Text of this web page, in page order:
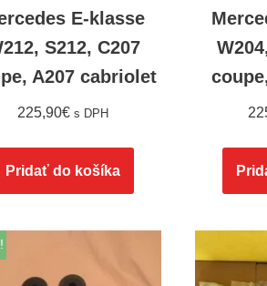
E-klasse
S212, C207
A207 cabriolet
225,90€ s DPH
Pridať do košíka